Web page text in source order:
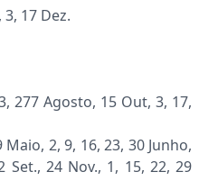
17 Dez.
277 Agosto, 15 Out, 3, 17,
2, 9, 16, 23, 30 Junho,
Set., 24 Nov., 1, 15, 22, 29